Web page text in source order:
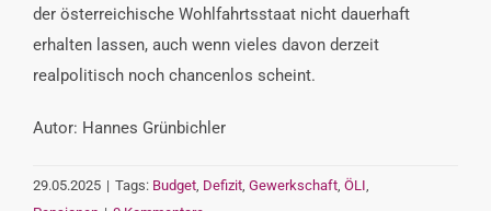
der österreichische Wohlfahrtsstaat nicht dauerhaft
erhalten lassen, auch wenn vieles davon derzeit
realpolitisch noch chancenlos scheint.
Autor: Hannes Grünbichler
29.05.2025 | Tags: Budget, Defizit, Gewerkschaft, ÖLI,